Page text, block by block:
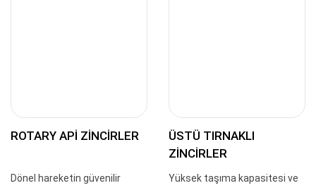
ROTARY API ZINCIRLER
Dönel hareketin güvenilir
ÜSTÜ TIRNAKLI
ZINCIRLER
Yüksek taşıma kapasitesi ve